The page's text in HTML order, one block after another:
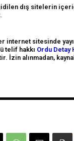
dış sitelerin
internet sitesinde
telif hakkı Ordu Detay
İzin alınmadan,